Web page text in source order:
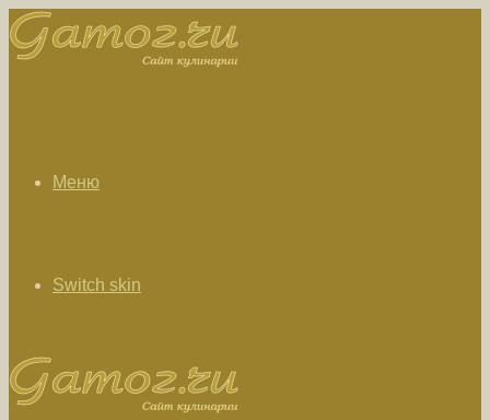
Меню
Switch skin